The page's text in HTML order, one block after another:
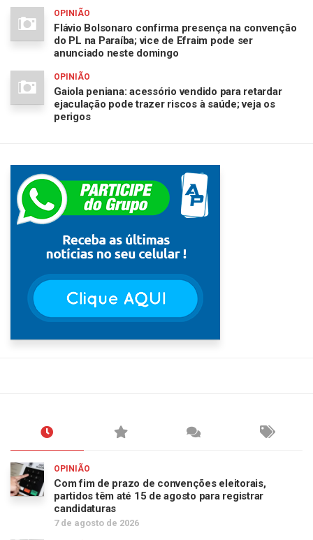
OPINIÃO
Flávio Bolsonaro confirma presença na convenção
do PL na Paraíba; vice de Efraim pode ser
anunciado neste domingo
OPINIÃO
Gaiola peniana: acessório vendido para retardar
ejaculação pode trazer riscos à saúde; veja os
perigos
OPINIÃO
Com fim de prazo de convenções eleitorais,
partidos têm até 15 de agosto para registrar
candidaturas
7 de agosto de 2026